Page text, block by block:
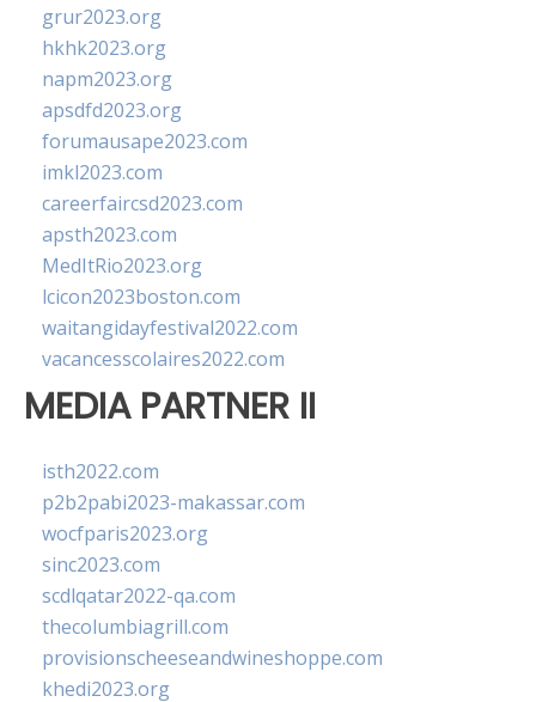
grur2023.org
hkhk2023.org
napm2023.org
apsdfd2023.org
forumausape2023.com
imkl2023.com
careerfaircsd2023.com
apsth2023.com
MedItRio2023.org
lcicon2023boston.com
waitangidayfestival2022.com
vacancesscolaires2022.com
MEDIA PARTNER II
isth2022.com
p2b2pabi2023-makassar.com
wocfparis2023.org
sinc2023.com
scdlqatar2022-qa.com
thecolumbiagrill.com
provisionscheeseandwineshoppe.com
khedi2023.org